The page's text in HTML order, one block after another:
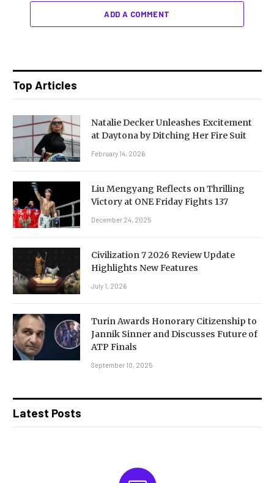
ADD A COMMENT
Top Articles
Natalie Decker Unleashes Excitement
at Daytona by Ditching Her Fire Suit
February 14, 2026
Liu Mengyang Reflects on Thrilling
Victory at ONE Friday Fights 137
December 24, 2025
Civilization 7 2026 Review Update
Highlights New Features
July 1, 2026
Turin Awards Honorary Citizenship to
Jannik Sinner and Discusses Future of
ATP Finals
September 10, 2025
Latest Posts